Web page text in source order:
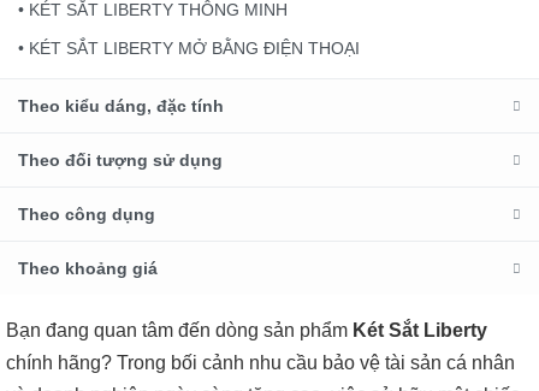
• KÉT SẮT LIBERTY THÔNG MINH
• KÉT SẮT LIBERTY MỞ BẰNG ĐIỆN THOẠI
Theo kiểu dáng, đặc tính
Theo đối tượng sử dụng
Theo công dụng
Theo khoảng giá
Bạn đang quan tâm đến dòng sản phẩm Két Sắt Liberty
chính hãng? Trong bối cảnh nhu cầu bảo vệ tài sản cá nhân